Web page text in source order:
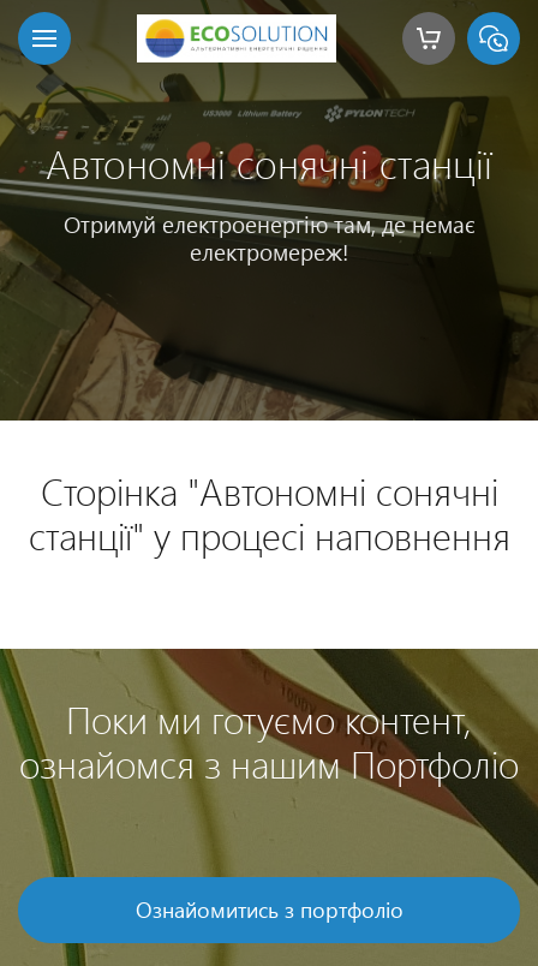
Автономні сонячні станції
Отримуй електроенергію там, де немає
електромереж!
Сторінка "Автономні сонячні
станції" у процесі наповнення
Поки ми готуємо контент,
ознайомся з нашим Портфоліо
Ознайомитись з портфоліо